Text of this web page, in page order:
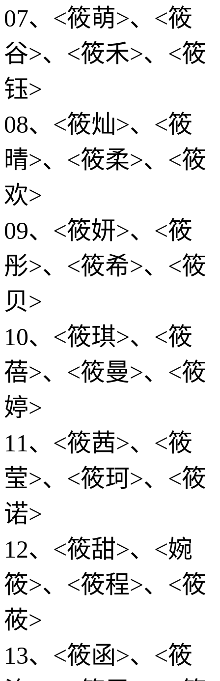
07、<筱萌>、<筱
谷>、<筱禾>、<筱
钰>
08、<筱灿>、<筱
晴>、<筱柔>、<筱
欢>
09、<筱妍>、<筱
彤>、<筱希>、<筱
贝>
10、<筱琪>、<筱
蓓>、<筱曼>、<筱
婷>
11、<筱茜>、<筱
莹>、<筱珂>、<筱
诺>
12、<筱甜>、<婉
筱>、<筱程>、<筱
莜>
13、<筱函>、<筱